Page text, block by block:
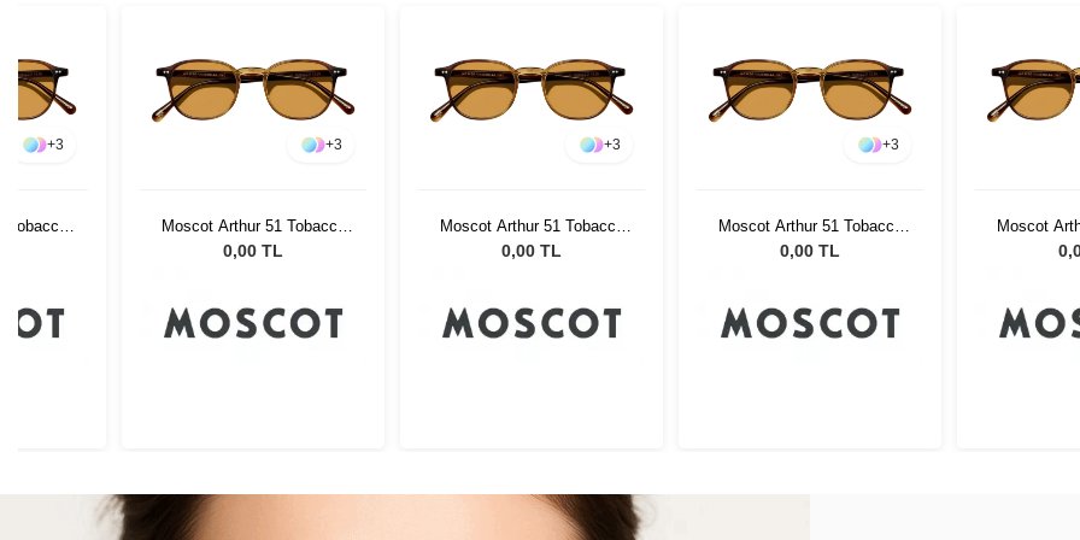
+3
Tobacco
+3
Moscot Arthur 51 Tobacco
Cr-39 Green
0,00 TL
+3
Moscot Arthur 51 Tobacco
Cr-39 Green
0,00 TL
+3
Moscot Arthur 51 Tobacco
Cr-39 Green
0,00 TL
Moscot
Cr-